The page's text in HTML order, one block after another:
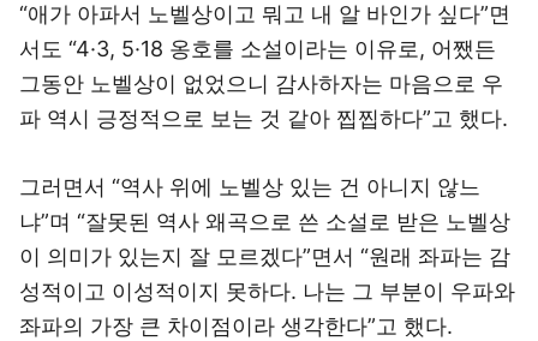
“애가 아파서 노벨상이고 뭐고 내 알 바인가 싶다”면
서도 “4·3, 5·18 옹호를 소설이라는 이유로, 어쨌든
그동안 노벨상이 없었으니 감사하자는 마음으로 우
파 역시 긍정적으로 보는 것 같아 찝찝하다”고 했다.
그러면서 “역사 위에 노벨상 있는 건 아니지 않느
냐”며 “잘못된 역사 왜곡으로 쓴 소설로 받은 노벨상
이 의미가 있는지 잘 모르겠다”면서 “원래 좌파는 감
성적이고 이성적이지 못하다. 나는 그 부분이 우파와
좌파의 가장 큰 차이점이라 생각한다”고 했다.